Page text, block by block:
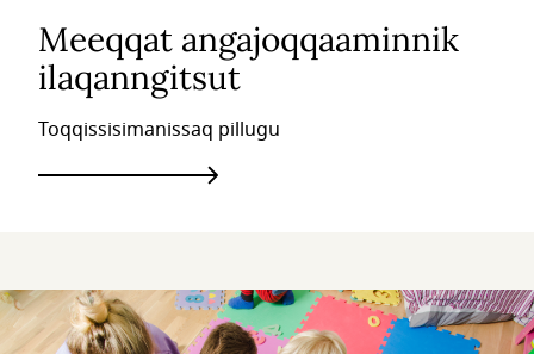
Meeqqat angajoqqaaminnik
ilaqanngitsut
Toqqissisimanissaq pillugu